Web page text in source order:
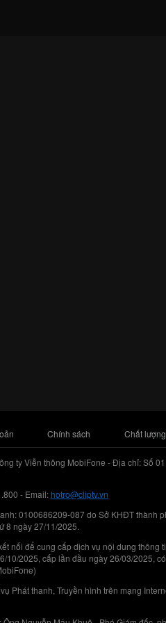
Chính sách Chất lượng
ty Viễn thông MobiFone - Địa chỉ: Số
- Email:hotro@cliptv.vn
0100686209-087 do Sở KHĐT thành
8 ngày 27/11/2025.
nối để cung cấp dịch vụ nội dung thông
10/2025, cấp lần đầu ngày 26/03/2025,
Phát thanh, Truyền hình trên mạng